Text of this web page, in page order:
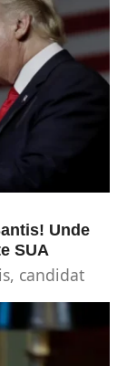
Unde
SUA
candidat